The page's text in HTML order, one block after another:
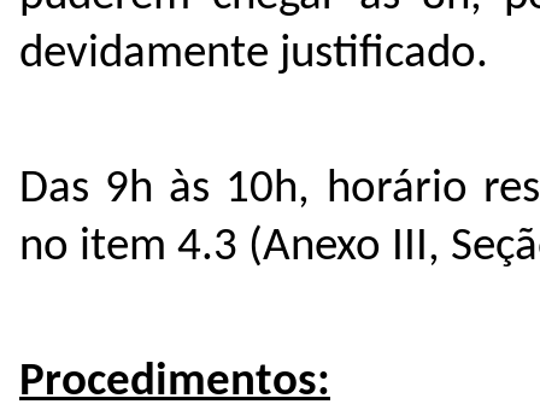
devidamente justificado.
Das 9h às 10h, horário
no item 4.3 (Anexo III,
Procedimentos: